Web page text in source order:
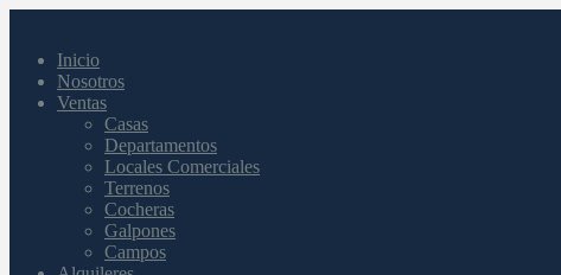
Inicio
Nosotros
Ventas
Casas
Departamentos
Locales Comerciales
Terrenos
Cocheras
Galpones
Campos